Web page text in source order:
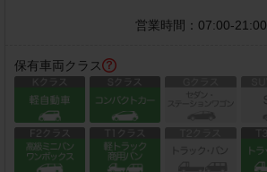
営業時間： 07:00-21:00
保有車両クラス